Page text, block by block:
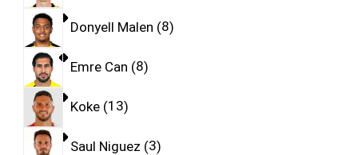
Donyell Malen 8
Emre Can 8
Koke 13
Saul Niguez 3